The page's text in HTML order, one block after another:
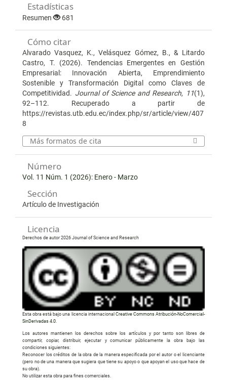
Estadísticas
Resumen 681
Cómo citar
Alvarado Vasquez, K., Velásquez Gómez, B., & Litardo
Castro, T. (2026). Tendencias Emergentes en Gestión
Empresarial: Innovación Abierta, Emprendimiento
Sostenible y Transformación Digital como Claves de
Competitividad. Journal of Science and Research, 11(1),
92–112. Recuperado a partir de
https://revistas.utb.edu.ec/index.php/sr/article/view/407
8
Más formatos de cita
Número
Vol. 11 Núm. 1 (2026): Enero - Marzo
Sección
Artículo de Investigación
Licencia
Derechos de autor 2026 Journal of Science and Research
Esta obra está bajo una licencia internacionalCreative Commons Atribución-NoComercial-
SinDerivadas 4.0
Los autores mantienen los derechos sobre los artículos y por tanto son libres de
compartir, copiar, distribuir, ejecutar y comunicar públicamente la obra bajo las
condiciones siguientes:
Reconocer los créditos de la obra de la manera especificada por el autor o el licenciante
(pero no de una manera que sugiera que tiene su apoyo o que apoyan el uso que hace de
su obra).
No utilizar esta obra para fines comerciales.